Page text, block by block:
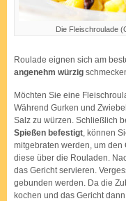
Die Fleischroulade
Roulade eignen sich am
angenehm würzig
Möchten Sie eine
Während Gurken und
Salz zu würzen. Schließlich
Spießen befestigt , können
mitgebraten werden, um
diese über die Rouladen.
das Gericht servieren.
gebunden werden. Da die
kochen und das Gericht dann